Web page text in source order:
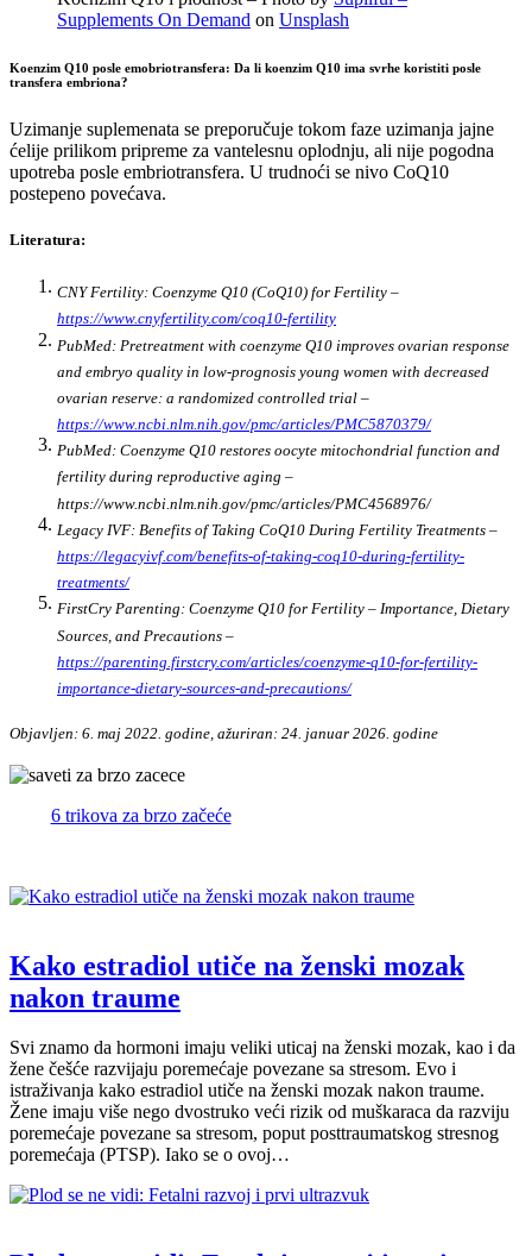
Supplements On Demand on Unsplash
Koenzim Q10 posle emobriotransfera: Da li koenzim Q10 ima svrhe koristiti posle
transfera embriona?
Uzimanje suplemenata se preporučuje tokom faze uzimanja jajne
ćelije prilikom pripreme za vantelesnu oplodnju, ali nije pogodna
upotreba posle embriotransfera. U trudnoći se nivo CoQ10
postepeno povećava.
Literatura:
CNY Fertility: Coenzyme Q10 (CoQ10) for Fertility –
https://www.cnyfertility.com/coq10-fertility
PubMed: Pretreatment with coenzyme Q10 improves ovarian response
and embryo quality in low-prognosis young women with decreased
ovarian reserve: a randomized controlled trial –
https://www.ncbi.nlm.nih.gov/pmc/articles/PMC5870379/
PubMed: Coenzyme Q10 restores oocyte mitochondrial function and
fertility during reproductive aging –
https://www.ncbi.nlm.nih.gov/pmc/articles/PMC4568976/
Legacy IVF: Benefits of Taking CoQ10 During Fertility Treatments –
https://legacyivf.com/benefits-of-taking-coq10-during-fertility-
treatments/
FirstCry Parenting: Coenzyme Q10 for Fertility – Importance, Dietary
Sources, and Precautions –
https://parenting.firstcry.com/articles/coenzyme-q10-for-fertility-
importance-dietary-sources-and-precautions/
Objavljen: 6. maj 2022. godine, ažuriran: 24. januar 2026. godine
6 trikova za brzo začeće
Kako estradiol utiče na ženski mozak
nakon traume
Svi znamo da hormoni imaju veliki uticaj na ženski mozak, kao i da
žene češće razvijaju poremećaje povezane sa stresom. Evo i
istraživanja kako estradiol utiče na ženski mozak nakon traume.
Žene imaju više nego dvostruko veći rizik od muškaraca da razviju
poremećaje povezane sa stresom, poput posttraumatskog stresnog
poremećaja (PTSP). Iako se o ovoj…